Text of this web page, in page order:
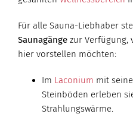
Für alle Sauna-Liebhaber
Saunagänge zur Verfügung,
hier vorstellen möchten:
Im Laconium mit
Steinböden erleben
Strahlungswärme.